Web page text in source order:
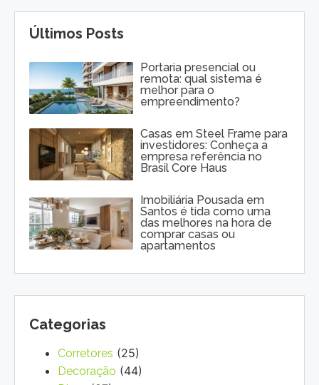
Últimos Posts
Portaria presencial ou
remota: qual sistema é
melhor para o
empreendimento?
Casas em Steel Frame para
investidores: Conheça a
empresa referência no
Brasil Core Haus
Imobiliária Pousada em
Santos é tida como uma
das melhores na hora de
comprar casas ou
apartamentos
Categorias
Corretores (25)
Decoração (44)